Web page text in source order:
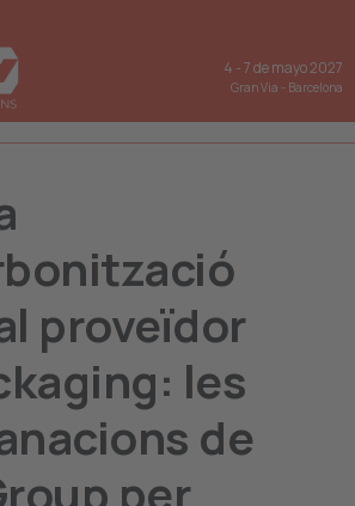
4 -7 de mayo 2027
Gran Via - Barcelona
proveïdor
les
de
per